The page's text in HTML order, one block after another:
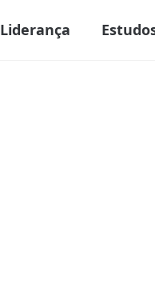
Liderança